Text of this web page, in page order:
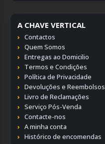
A CHAVE VERTICAL
Contactos
Quem Somos
Entregas ao Domicilio
Termos e Condições
Política de Privacidade
Devoluções e Reembolsos
Livro de Reclamações
Serviço Pós-Venda
Contacte-nos
A minha conta
Histórico de encomendas